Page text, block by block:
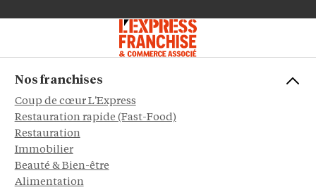
Nos franchises
Coup de cœur L'Express
Restauration rapide (Fast-Food)
Restauration
Immobilier
Beauté & Bien-être
Alimentation